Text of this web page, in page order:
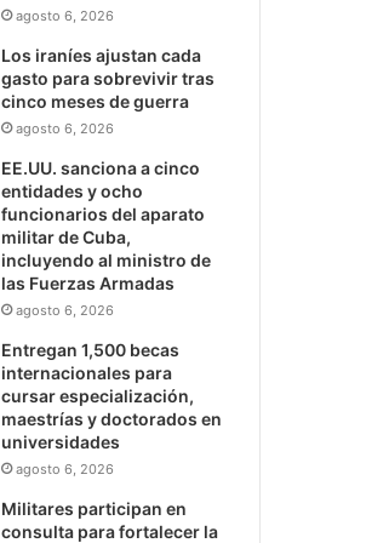
agosto 6, 2026
Los iraníes ajustan cada
gasto para sobrevivir tras
cinco meses de guerra
agosto 6, 2026
EE.UU. sanciona a cinco
entidades y ocho
funcionarios del aparato
militar de Cuba,
incluyendo al ministro de
las Fuerzas Armadas
agosto 6, 2026
Entregan 1,500 becas
internacionales para
cursar especialización,
maestrías y doctorados en
universidades
agosto 6, 2026
Militares participan en
consulta para fortalecer la